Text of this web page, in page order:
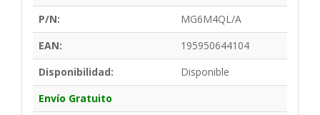
P/N:
MG6M4QL/A
EAN:
195950644104
Disponibilidad:
Disponible
Envío Gratuito